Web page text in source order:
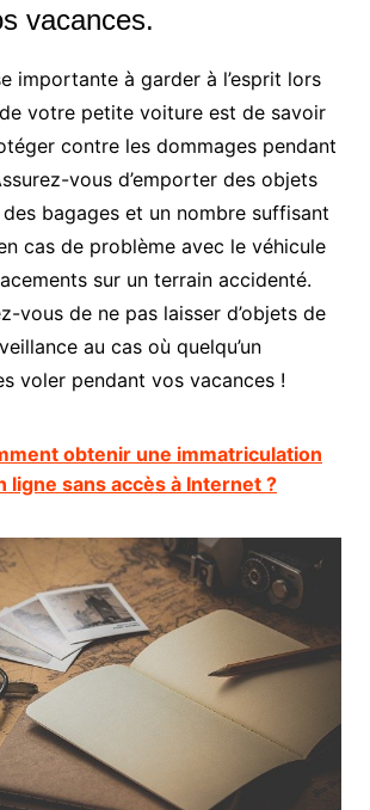
vacances.
importante à garder à l’esprit lors
de votre petite voiture est de savoir
contre les dommages pendant
vous d’emporter des objets
bagages et un nombre suffisant
cas de problème avec le véhicule
sur un terrain accidenté.
vous de ne pas laisser d’objets de
au cas où quelqu’un
voler pendant vos vacances !
obtenir une immatriculation
ligne sans accès à Internet ?